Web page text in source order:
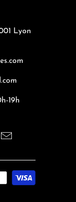
Lyon
19h